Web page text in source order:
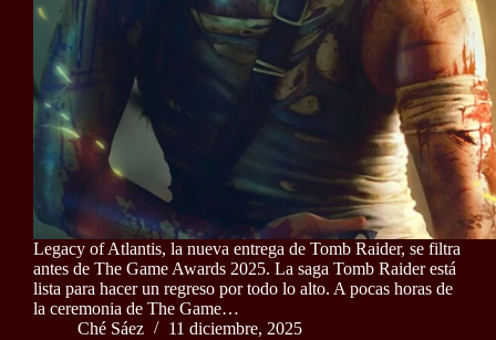
Legacy of Atlantis, la nueva entrega de Tomb Raider, se filtra
antes de The Game Awards 2025. La saga Tomb Raider está
lista para hacer un regreso por todo lo alto. A pocas horas de
la ceremonia de The Game…
Ché Sáez
11 diciembre, 2025